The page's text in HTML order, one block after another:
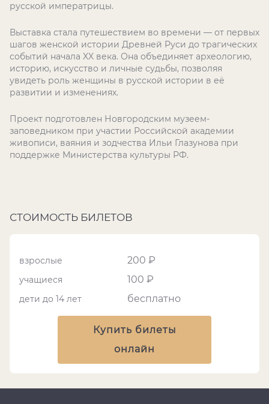
русской императрицы.
Выставка стала путешествием во времени — от первых
шагов женской истории Древней Руси до трагических
событий начала XX века. Она объединяет археологию,
историю, искусство и личные судьбы, позволяя
увидеть роль женщины в русской истории в её
развитии и изменениях.
Проект подготовлен Новгородским музеем-
заповедником при участии Российской академии
живописи, ваяния и зодчества Ильи Глазунова при
поддержке Министерства культуры РФ.
СТОИМОСТЬ БИЛЕТОВ
взрослые 200 ₽
учащиеся 100 ₽
дети до 14 лет бесплатно
Купить билеты
онлайн